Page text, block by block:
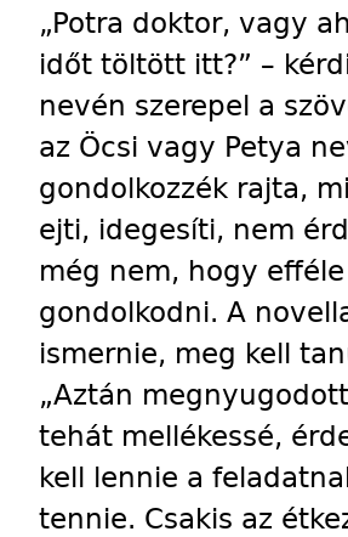
„Potra doktor, vagy
időt töltött itt?” –
nevén szerepel a
az Öcsi vagy Petya
gondolkozzék rajta,
ejti, idegesíti, nem
még nem, hogy
gondolkodni. A
ismernie, meg kell
„Aztán
tehát mellékessé,
kell lennie a
tennie. Csakis az